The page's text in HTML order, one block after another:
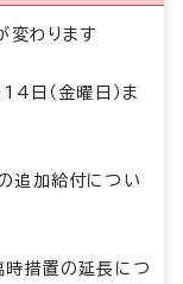
変わります
日（金曜日）ま
追加給付につい
時措置の延長につ